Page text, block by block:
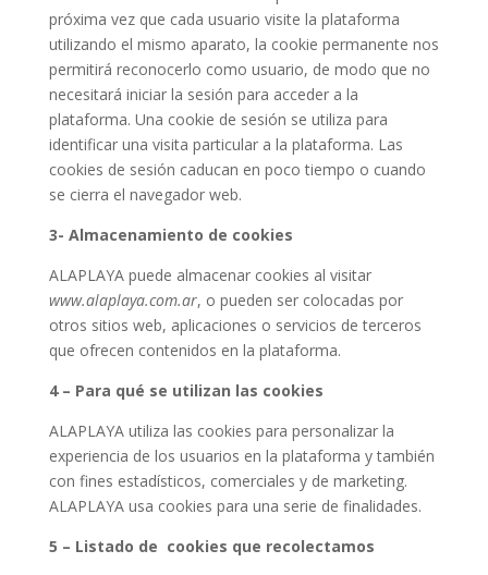
próxima vez que cada usuario visite la plataforma
utilizando el mismo aparato, la cookie permanente nos
permitirá reconocerlo como usuario, de modo que no
necesitará iniciar la sesión para acceder a la
plataforma. Una cookie de sesión se utiliza para
identificar una visita particular a la plataforma. Las
cookies de sesión caducan en poco tiempo o cuando
se cierra el navegador web.
3- Almacenamiento de cookies
ALAPLAYA puede almacenar cookies al visitar
www.alaplaya.com.ar, o pueden ser colocadas por
otros sitios web, aplicaciones o servicios de terceros
que ofrecen contenidos en la plataforma.
4 – Para qué se utilizan las cookies
ALAPLAYA utiliza las cookies para personalizar la
experiencia de los usuarios en la plataforma y también
con fines estadísticos, comerciales y de marketing.
ALAPLAYA usa cookies para una serie de finalidades.
5 – Listado de cookies que recolectamos